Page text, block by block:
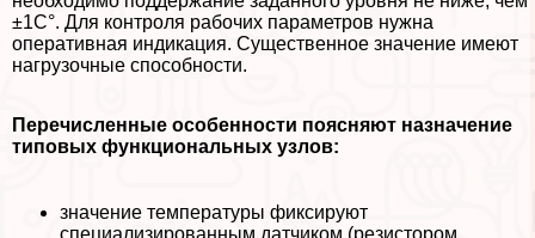
±1C°. Для контроля рабочих параметров нужна
оперативная индикация. Существенное значение имеют
нагрузочные способности.
Перечисленные особенности поясняют назначение
типовых функциональных узлов:
значение температуры фиксируют
специализированным датчиком (резистором,